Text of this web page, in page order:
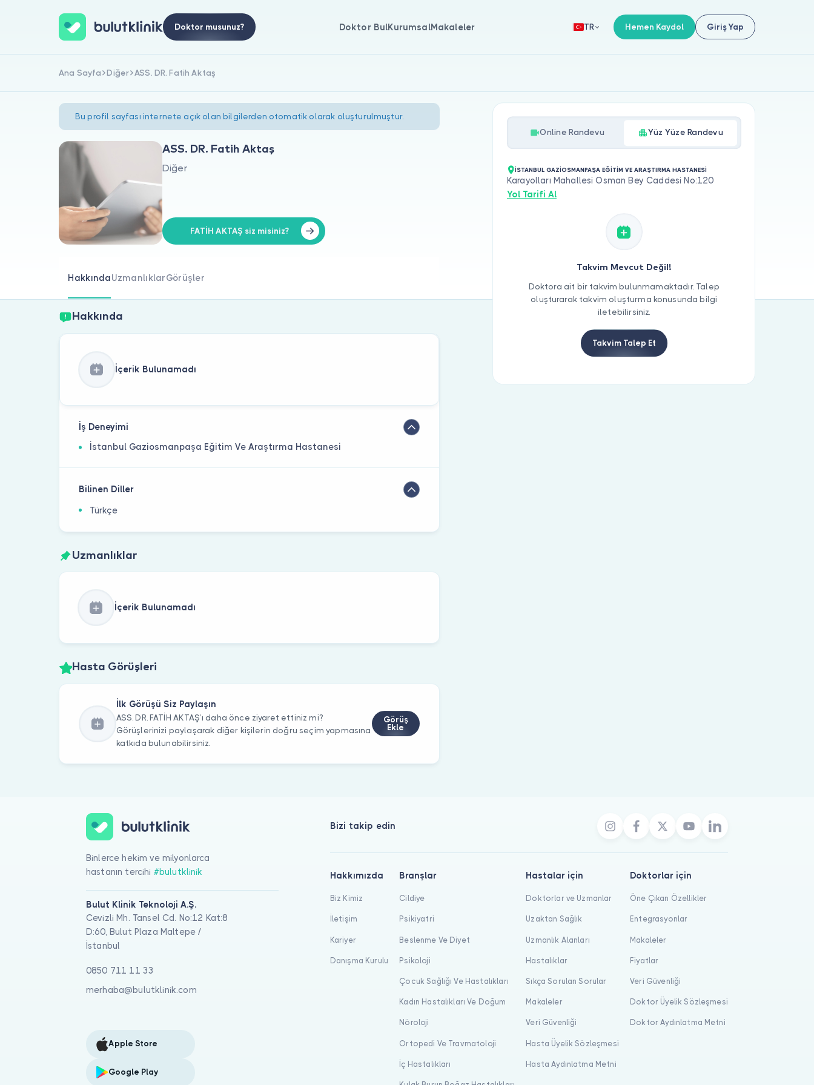
Doktor musunuz? Doktor BulKurumsalMakaleler TR Hemen Kaydol Giriş Yap
Ana Sayfa Diğer ASS. DR. Fatih Aktaş
Bu profil sayfası internete açık olan bilgilerden otomatik olarak oluşturulmuştur.
ASS. DR. Fatih Aktaş
Diğer
FATİH AKTAŞ siz misiniz?
HakkındaUzmanlıklarGörüşler
Hakkında
İçerik Bulunamadı
İş Deneyimi
İstanbul Gaziosmanpaşa Eğitim Ve Araştırma Hastanesi
Bilinen Diller
Türkçe
Uzmanlıklar
İçerik Bulunamadı
Hasta Görüşleri
İlk Görüşü Siz Paylaşın
ASS. DR. FATİH AKTAŞ’ı daha önce ziyaret ettiniz mi?
Görüşlerinizi paylaşarak diğer kişilerin doğru seçim yapmasına
katkıda bulunabilirsiniz.
Görüş
Ekle
Online Randevu Yüz Yüze Randevu
İSTANBUL GAZİOSMANPAŞA EĞİTİM VE ARAŞTIRMA HASTANESİ
Karayolları Mahallesi Osman Bey Caddesi No:120
Yol Tarifi Al
Takvim Mevcut Değil!
Doktora ait bir takvim bulunmamaktadır. Talep
oluşturarak takvim oluşturma konusunda bilgi
iletebilirsiniz.
Takvim Talep Et
Binlerce hekim ve milyonlarca
hastanın tercihi #bulutklinik
Bulut Klinik Teknoloji A.Ş.
Cevizli Mh. Tansel Cd. No:12 Kat:8
D:60, Bulut Plaza Maltepe /
İstanbul
0850 711 11 33
merhaba@bulutklinik.com
Apple Store
Google Play
Bizi takip edin
Hakkımızda
Biz Kimiz
İletişim
Kariyer
Danışma Kurulu
Branşlar
Cildiye
Psikiyatri
Beslenme Ve Diyet
Psikoloji
Çocuk Sağlığı Ve Hastalıkları
Kadın Hastalıkları Ve Doğum
Nöroloji
Ortopedi Ve Travmatoloji
İç Hastalıkları
Hastalar için
Doktorlar ve Uzmanlar
Uzaktan Sağlık
Uzmanlık Alanları
Hastalıklar
Sıkça Sorulan Sorular
Makaleler
Veri Güvenliği
Hasta Üyelik Sözleşmesi
Hasta Aydınlatma Metni
Doktorlar için
Öne Çıkan Özellikler
Entegrasyonlar
Makaleler
Fiyatlar
Veri Güvenliği
Doktor Üyelik Sözleşmesi
Doktor Aydınlatma Metni